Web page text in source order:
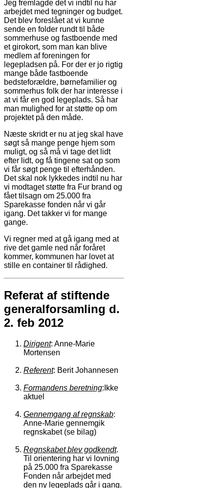
Jeg fremlagde det vi indtil nu har
arbejdet med tegninger og budget.
Det blev foreslået at vi kunne
sende en folder rundt til både
sommerhuse og fastboende med
et girokort, som man kan blive
medlem af foreningen for
legepladsen på. For der er jo rigtig
mange både fastboende
bedsteforældre, børnefamilier og
sommerhus folk der har interesse i
at vi får en god legeplads. Så har
man mulighed for at støtte op om
projektet på den måde.
Næste skridt er nu at jeg skal have
søgt så mange penge hjem som
muligt, og så må vi tage det lidt
efter lidt, og få tingene sat op som
vi får søgt penge til efterhånden.
Det skal nok lykkedes indtil nu har
vi modtaget støtte fra Fur brand og
fået tilsagn om 25.000 fra
Sparekasse fonden når vi går
igang. Det takker vi for mange
gange.
Vi regner med at gå igang med at
rive det gamle ned når foråret
kommer, kommunen har lovet at
stille en container til rådighed.
Referat af stiftende
generalforsamling d.
2. feb 2012
Dirigent: Anne-Marie
Mortensen
Referent: Berit Johannesen
Formandens beretning:Ikke
aktuel
Gennemgang af regnskab:
Anne-Marie gennemgik
regnskabet (se bilag)
Regnskabet blev godkendt.
Til orientering har vi lovning
på 25.000 fra Sparekasse
Fonden når arbejdet med
den ny legeplads går i gang.